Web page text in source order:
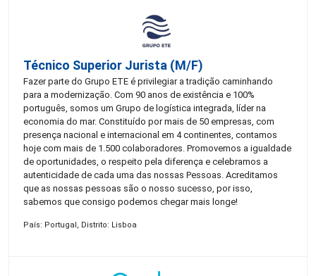
Técnico Superior Jurista (m/f)
Fazer parte do Grupo ETE é privilegiar a tradição caminhando
para a modernização. Com 90 anos de existência e 100%
português, somos um Grupo de logística integrada, líder na
economia do mar. Constituído por mais de 50 empresas, com
presença nacional e internacional em 4 continentes, contamos
hoje com mais de 1.500 colaboradores. Promovemos a igualdade
de oportunidades, o respeito pela diferença e celebramos a
autenticidade de cada uma das nossas Pessoas. Acreditamos
que as nossas pessoas são o nosso sucesso, por isso,
sabemos que consigo podemos chegar mais longe!
País: Portugal, Distrito: Lisboa